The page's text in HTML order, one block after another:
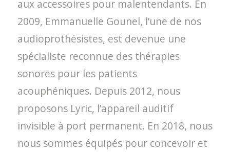
aux accessoires pour malentendants. En
2009, Emmanuelle Gounel, l’une de nos
audioprothésistes, est devenue une
spécialiste reconnue des thérapies
sonores pour les patients
acouphéniques. Depuis 2012, nous
proposons Lyric, l’appareil auditif
invisible à port permanent. En 2018, nous
nous sommes équipés pour concevoir et